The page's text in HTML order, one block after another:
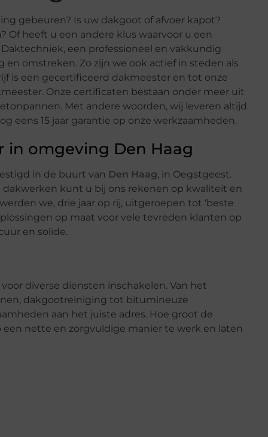
gebeuren? Is uw dakgoot of afvoer kapot?
heeft u een andere klus waarvoor u een
een professioneel en vakkundig
omstreken. Zo zijn we ook actief in steden als
is een gecertificeerd dakmeester en tot onze
Onze certificaten bestaan onder meer uit
Met andere woorden, wij leveren altijd
eens 15 jaar garantie op onze werkzaamheden.
in omgeving Den Haag
in de buurt van Den Haag, in Oegstgeest.
dakwerken kunt u bij ons rekenen op kwaliteit en
we, drie jaar op rij, uitgeroepen tot ‘beste
op maat voor vele tevreden klanten op
en solide.
diverse diensten inschakelen. Van het
dakgootreiniging tot bitumineuze
aan het juiste adres. Hoe groot de
nette en zorgvuldige manier te werk en laten